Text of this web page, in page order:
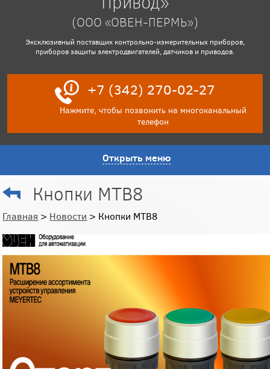
(ООО «ОВЕН-ПЕРМЬ»)
Эксклюзивный поставщик контрольно-измерительных приборов,
приборов защиты электродвигателей, датчиков и приводов.
+7 (342) 270-02-27
Нажмите, чтобы позвонить на многоканальный
телефон
Открыть меню
Кнопки MTB8
Главная > Новости > Кнопки MTB8